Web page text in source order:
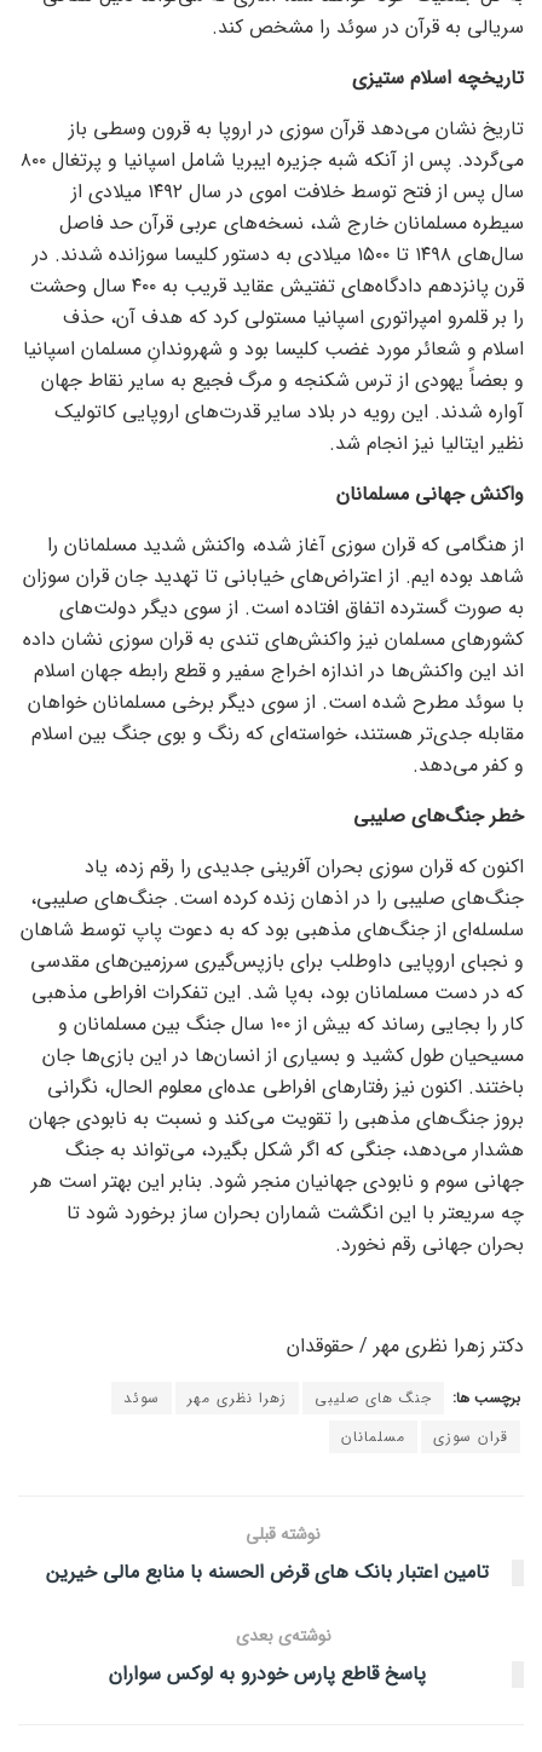
سریالی به قرآن در سوئد را مشخص کند.
تاریخچه اسلام ستیزی
تاریخ نشان می‌دهد قرآن سوزی در اروپا به قرون وسطی باز
می‌گردد. پس از آنکه شبه جزیره ایبریا شامل اسپانیا و پرتغال ۸۰۰
سال پس از فتح توسط خلافت اموی در سال ۱۴۹۲ میلادی از
سیطره مسلمانان خارج شد، نسخه‌های عربی قرآن حد فاصل
سال‌های ۱۴۹۸ تا ۱۵۰۰ میلادی به دستور کلیسا سوزانده شدند. در
قرن پانزدهم دادگاه‌های تفتیش عقاید قریب به ۴۰۰ سال وحشت
را بر قلمرو امپراتوری اسپانیا مستولی کرد که هدف آن، حذف
اسلام و شعائر مورد غضب کلیسا بود و شهروندانِ مسلمان اسپانیا
و بعضاً یهودی از ترس شکنجه و مرگ فجیع به سایر نقاط جهان
آواره شدند. این رویه در بلاد سایر قدرت‌های اروپایی کاتولیک
نظیر ایتالیا نیز انجام شد.
واکنش جهانی مسلمانان
از هنگامی که قران سوزی آغاز شده، واکنش شدید مسلمانان را
شاهد بوده ایم. از اعتراض‌های خیابانی تا تهدید جان قران سوزان
به صورت گسترده اتفاق افتاده است. از سوی دیگر دولت‌های
کشور‌های مسلمان نیز واکنش‌های تندی به قران سوزی نشان داده
اند این واکنش‌ها در اندازه اخراج سفیر و قطع رابطه جهان اسلام
با سوئد مطرح شده است. از سوی دیگر برخی مسلمانان خواهان
مقابله جدی‌تر هستند، خواسته‌ای که رنگ و بوی جنگ بین اسلام
و کفر می‌دهد.
خطر جنگ‌های صلیبی
اکنون که قران سوزی بحران آفرینی جدیدی را رقم زده، یاد
جنگ‌های صلیبی را در اذهان زنده کرده است. جنگ‌های صلیبی،
سلسله‌ای از جنگ‌های مذهبی بود که به دعوت پاپ توسط شاهان
و نجبای اروپایی داوطلب برای بازپس‌گیری سرزمین‌های مقدسی
که در دست مسلمانان بود، به‌پا شد. این تفکرات افراطی مذهبی
کار را بجایی رساند که بیش از ۱۰۰ سال جنگ بین مسلمانان و
مسیحیان طول کشید و بسیاری از انسان‌ها در این بازی‌ها جان
باختند. اکنون نیز رفتار‌های افراطی عده‌ای معلوم الحال، نگرانی
بروز جنگ‌های مذهبی را تقویت می‌کند و نسبت به نابودی جهان
هشدار می‌دهد، جنگی که اگر شکل بگیرد، می‌تواند به جنگ
جهانی سوم و نابودی جهانیان منجر شود. بنابر این بهتر است هر
چه سریعتر با این انگشت شماران بحران ساز برخورد شود تا
بحران جهانی رقم نخورد.
دکتر زهرا نظری مهر / حقوقدان
برچسب ها: جنگ های صلیبی زهرا نظری مهر
سوئد
قران سوزی
مسلمانان
نوشته قبلی
تامین اعتبار بانک های قرض الحسنه با منابع مالی خیرین
نوشته‌ی بعدی
پاسخ قاطع پارس خودرو به لوکس سواران